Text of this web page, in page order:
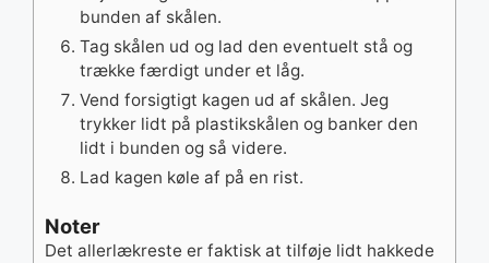
bunden af skålen.
Tag skålen ud og lad den eventuelt stå og
trække færdigt under et låg.
Vend forsigtigt kagen ud af skålen. Jeg
trykker lidt på plastikskålen og banker den
lidt i bunden og så videre.
Lad kagen køle af på en rist.
Noter
Det allerlækreste er faktisk at tilføje lidt hakkede